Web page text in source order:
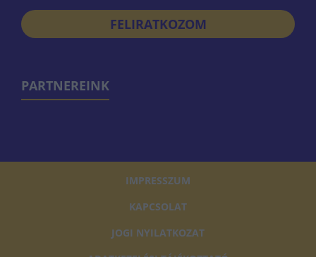
FELIRATKOZOM
PARTNEREINK
IMPRESSZUM
KAPCSOLAT
JOGI NYILATKOZAT